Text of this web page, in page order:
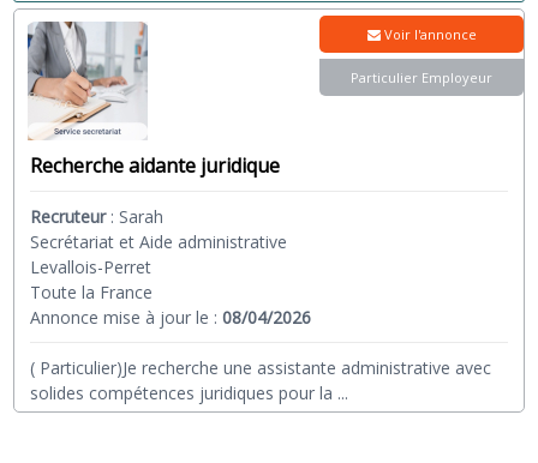
Recherche aidante juridique
Recruteur: Sarah
Secrétariat et Aide administrative
Levallois-Perret
Toute la France
Annonce mise à jour le :08/04/2026
( Particulier)Je recherche une assistante administrative avec
solides compétences juridiques pour la ...
Voir l'annonce
Particulier Employeur